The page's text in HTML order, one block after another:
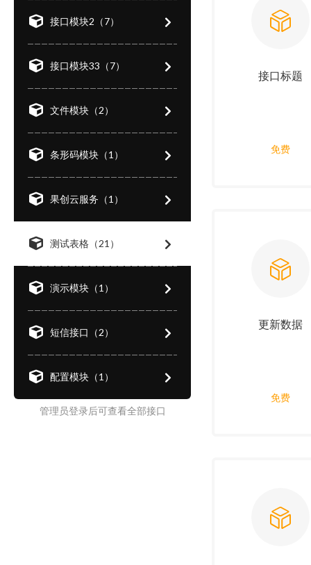
接口模块2（7）
接口模块33（7）
文件模块（2）
条形码模块（1）
果创云服务（1）
测试表格（21）
演示模块（1）
短信接口（2）
配置模块（1）
管理员登录后可查看全部接口
接口标题
免费
更新数据
免费